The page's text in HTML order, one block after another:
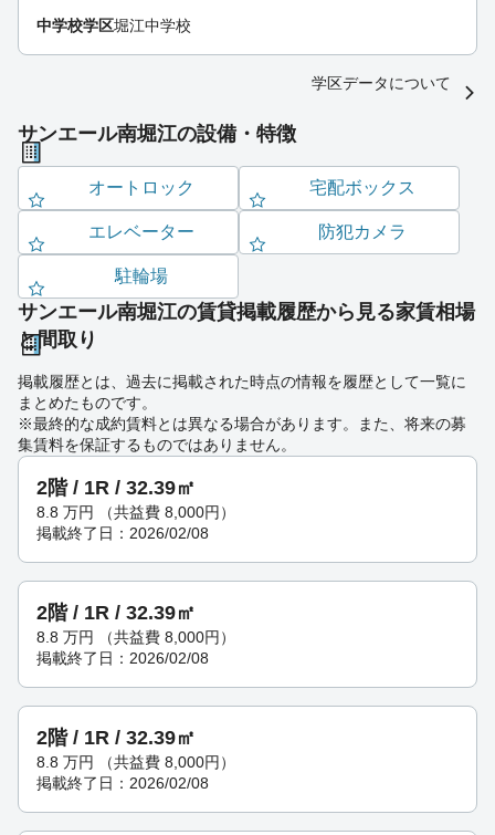
中学校学区堀江中学校
学区データについて
サンエール南堀江の設備・特徴
オートロック 宅配ボックス
エレベーター 防犯カメラ
駐輪場
サンエール南堀江の賃貸掲載履歴から見る家賃相場
と間取り
掲載履歴とは、過去に掲載された時点の情報を履歴として一覧に
まとめたものです。
※最終的な成約賃料とは異なる場合があります。また、将来の募
集賃料を保証するものではありません。
2階 / 1R / 32.39㎡
8.8 万円 （共益費 8,000円）
掲載終了日：2026/02/08
2階 / 1R / 32.39㎡
8.8 万円 （共益費 8,000円）
掲載終了日：2026/02/08
2階 / 1R / 32.39㎡
8.8 万円 （共益費 8,000円）
掲載終了日：2026/02/08